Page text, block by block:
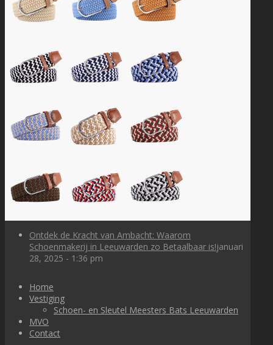
Ontdek de Kracht van Ambacht: Waarom
Schoenmakerij in Leeuwarden zo Betaalbaar is!januari
28, 2025 - 1:36 pm
Home
Vestiging
Schoen- en Sleutel Meesters Bats Leeuwarden
MVO
Contact